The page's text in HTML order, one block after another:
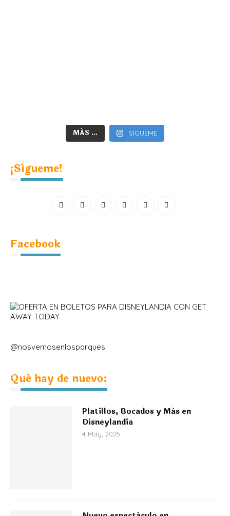
MÁS ... SÍGUEME
¡Sígueme!
Facebook
@nosvemosenlosparques
Qué hay de nuevo:
Platillos, Bocados y Más en
Disneylandia
4 May, 2025